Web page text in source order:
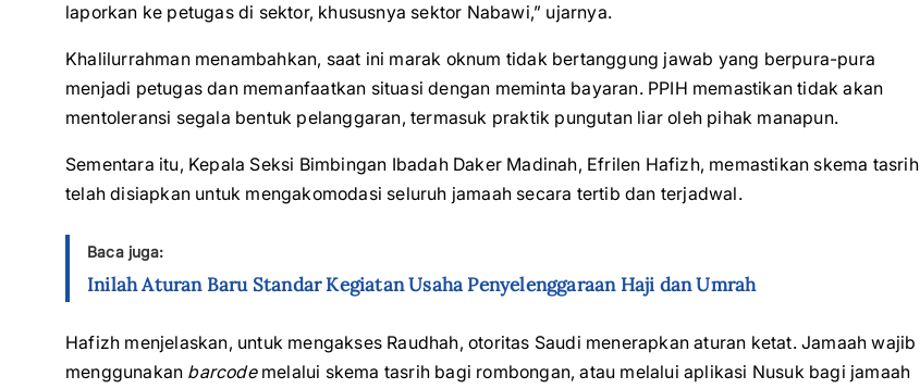
laporkan ke petugas di sektor, khususnya sektor Nabawi,” ujarnya.
Khalilurrahman menambahkan, saat ini marak oknum tidak bertanggung jawab yang berpura-pura
menjadi petugas dan memanfaatkan situasi dengan meminta bayaran. PPIH memastikan tidak akan
mentoleransi segala bentuk pelanggaran, termasuk praktik pungutan liar oleh pihak manapun.
Sementara itu, Kepala Seksi Bimbingan Ibadah Daker Madinah, Efrilen Hafizh, memastikan skema tasrih
telah disiapkan untuk mengakomodasi seluruh jamaah secara tertib dan terjadwal.
Baca juga:
Inilah Aturan Baru Standar Kegiatan Usaha Penyelenggaraan Haji dan Umrah
Hafizh menjelaskan, untuk mengakses Raudhah, otoritas Saudi menerapkan aturan ketat. Jamaah wajib
menggunakan barcodemelalui skema tasrih bagi rombongan, atau melalui aplikasi Nusuk bagi jamaah